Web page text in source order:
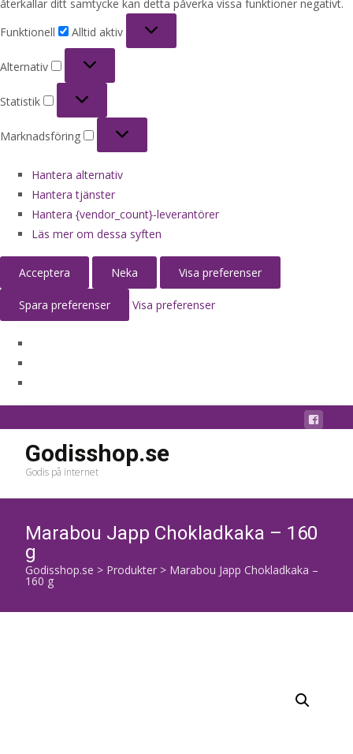
återkallar ditt samtycke kan detta påverka vissa funktioner negativt.
Funktionell
Alltid aktiv
Alternativ
Statistik
Marknadsföring
Hantera alternativ
Hantera tjänster
Hantera {vendor_count}-leverantörer
Läs mer om dessa syften
Acceptera Neka Visa preferenser
Spara preferenser Visa preferenser
Godisshop.se
Godis på internet
Marabou Japp Chokladkaka – 160
g
Godisshop.se > Produkter > Marabou Japp Chokladkaka –
160 g